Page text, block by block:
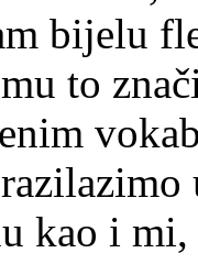
bijelu
to
kao i